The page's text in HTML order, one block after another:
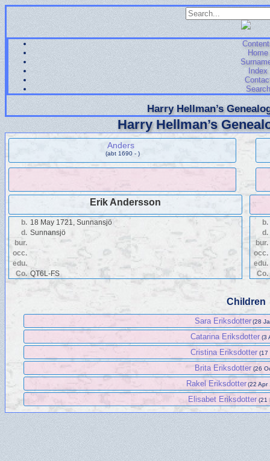
Home
Index
Search
Harry Hellman’s
Harry Hellman’s
Anders
(abt 1690 - )
Erik Andersson
b. 18 May 1721, Sunnansjö
d. Sunnansjö
bur.
occ.
edu.
Co. QT6L-FS
b.
d.
bur.
occ.
edu.
Co.
Children
Sara Eriksdotter(28
Catarina Eriksdotter (3
Cristina Eriksdotter (17
Brita Eriksdotter (26
Rakel Eriksdotter(22 Apr
Elisabet Eriksdotter (21